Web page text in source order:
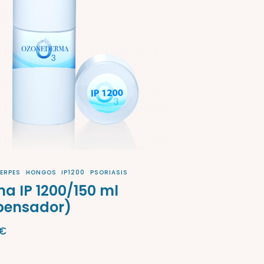
HONGOS IP1200 PSORIASIS
IP 1200/150 ml